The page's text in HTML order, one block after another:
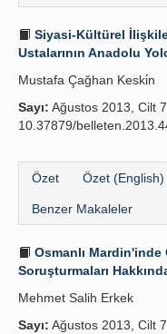
Siyasi-Kültürel
Ustalarının Anadolu
Mustafa Çağhan Keski̇n
Sayı: Ağustos 2013, Cilt
10.37879/
Özet Özet (English)
Benzer Makaleler
Osmanlı Mardin'inde
Soruşturmaları
Mehmet Salih Erkek
Sayı: Ağustos 2013, Cilt